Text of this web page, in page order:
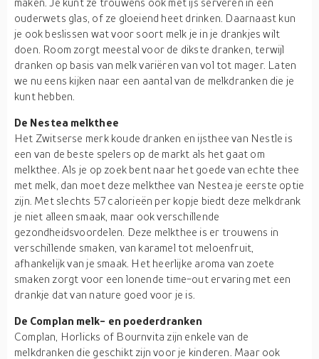
ouderwets glas, of ze gloeiend heet drinken. Daarnaast kun
je ook beslissen wat voor soort melk je in je drankjes wilt
doen. Room zorgt meestal voor de dikste dranken, terwijl
dranken op basis van melk variëren van vol tot mager. Laten
we nu eens kijken naar een aantal van de melkdranken die je
kunt hebben.
De Nestea melkthee
Het Zwitserse merk koude dranken en ijsthee van Nestle is
een van de beste spelers op de markt als het gaat om
melkthee. Als je op zoek bent naar het goede van echte thee
met melk, dan moet deze melkthee van Nestea je eerste optie
zijn. Met slechts 57 calorieën per kopje biedt deze melkdrank
je niet alleen smaak, maar ook verschillende
gezondheidsvoordelen. Deze melkthee is er trouwens in
verschillende smaken, van karamel tot meloenfruit,
afhankelijk van je smaak. Het heerlijke aroma van zoete
smaken zorgt voor een lonende time-out ervaring met een
drankje dat van nature goed voor je is.
De Complan melk- en poederdranken
Complan, Horlicks of Bournvita zijn enkele van de
melkdranken die geschikt zijn voor je kinderen. Maar ook